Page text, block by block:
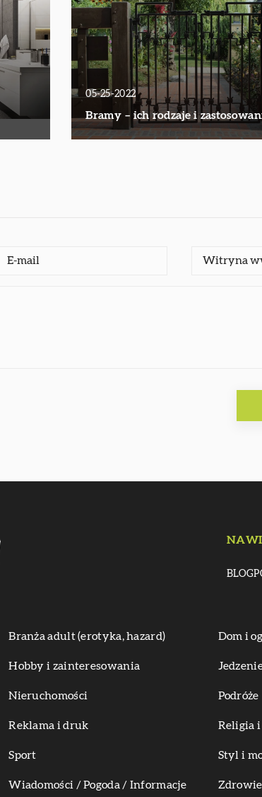
05-25-2022
Bramy – ich rodzaje i
BLOG
Branża adult (erotyka, hazard) Dom i
Hobby i zainteresowania
Nieruchomości Podróże
Reklama i druk Religia
Sport Styl i
Wiadomości / Pogoda / Informacje